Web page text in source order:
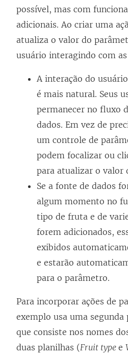
possível, mas com
adicionais. Ao criar uma
atualiza o valor do
usuário interagindo com
A interação do
é mais natural. Seus
permanecer no fluxo
dados. Em vez de
um controle de
podem focalizar ou
para atualizar o valor
Se a fonte de dados
algum momento no
tipo de fruta e de
forem adicionados,
exibidos
e estarão
para o parâmetro.
Para incorporar ações de
exemplo usa uma segunda
que consiste nos nomes
duas planilhas (Fruit type e